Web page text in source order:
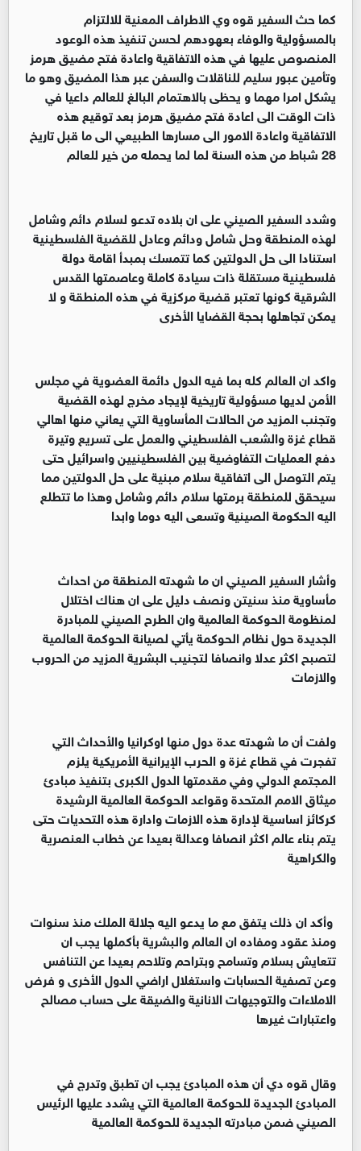
‏‏كما حث السفير قوه وي الاطراف المعنية للالتزام
بالمسؤولية والوفاء بعهودهم لحسن تنفيذ هذه الوعود
المنصوص عليها في هذه الاتفاقية واعادة فتح مضيق هرمز
وتأمين عبور سليم للناقلات والسفن عبر هذا المضيق وهو ما
يشكل امرا مهما و يحظى بالاهتمام البالغ للعالم داعيا في
ذات الوقت الى اعادة فتح مضيق هرمز بعد توقيع هذه
الاتفاقية واعادة الامور الى مسارها الطبيعي الى ما قبل تاريخ
28 شباط من هذه السنة لما لما يحمله من خير للعالم
‏‏وشدد السفير الصيني على ان بلاده تدعو لسلام دائم وشامل
لهذه المنطقة وحل شامل ودائم وعادل للقضية الفلسطينية
استنادا الى حل الدولتين كما تتمسك بمبدأ اقامة دولة
فلسطينية مستقلة ذات سيادة كاملة وعاصمتها القدس
الشرقية كونها تعتبر قضية مركزية في هذه المنطقة و لا
يمكن تجاهلها بحجة القضايا الأخرى
‏‏واكد ان العالم كله بما فيه الدول دائمة العضوية في مجلس
الأمن لديها مسؤولية تاريخية لإيجاد مخرج لهذه القضية
وتجنب المزيد من الحالات المأساوية التي يعاني منها اهالي
قطاع غزة والشعب الفلسطيني والعمل على تسريع وتيرة
دفع العمليات التفاوضية بين الفلسطينيين واسرائيل حتى
يتم التوصل الى اتفاقية سلام مبنية على حل الدولتين مما
سيحقق للمنطقة برمتها سلام دائم وشامل وهذا ما تتطلع
اليه الحكومة الصينية وتسعى اليه دوما وابدا
‏‏وأشار السفير الصيني ان ما شهدته المنطقة من احداث
مأساوية منذ سنيتن ونصف دليل على ان هناك اختلال
لمنظومة الحوكمة العالمية وان الطرح الصيني للمبادرة
الجديدة حول نظام الحوكمة يأتي لصيانة الحوكمة العالمية
لتصبح اكثر عدلا وانصافا لتجنيب البشرية المزيد من الحروب
والازمات
‏‏ولفت أن ما شهدته عدة دول منها اوكرانيا والأحداث التي
تفجرت في قطاع غزة و الحرب الإيرانية الأمريكية يلزم
المجتمع الدولي وفي مقدمتها الدول الكبرى بتنفيذ مبادئ
ميثاق الامم المتحدة وقواعد الحوكمة العالمية الرشيدة
كركائز اساسية لإدارة هذه الازمات وادارة هذه التحديات حتى
يتم بناء عالم اكثر انصافا وعدالة بعيدا عن خطاب العنصرية
والكراهية
‏‏ وأكد ان ذلك يتفق مع ما يدعو اليه جلالة الملك منذ سنوات
ومنذ عقود ومفاده ان العالم والبشرية بأكملها يجب ان
تتعايش بسلام وتسامح وبتراحم وتلاحم بعيدا عن التنافس
وعن تصفية الحسابات واستغلال اراضي الدول الأخرى و فرض
الاملاءات والتوجيهات الانانية والضيقة على حساب مصالح
واعتبارات غيرها
‏‏وقال قوه دي أن هذه المبادئ يجب ان تطبق وتدرج في
المبادئ الجديدة للحوكمة العالمية التي يشدد عليها الرئيس
الصيني ضمن مبادرته الجديدة للحوكمة العالمية